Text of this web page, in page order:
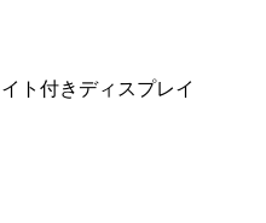
ト付きディスプレイ